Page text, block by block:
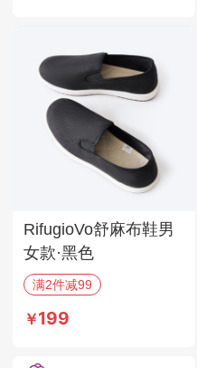
RifugioVo舒麻布鞋男
女款·黑色
满2件减99
199